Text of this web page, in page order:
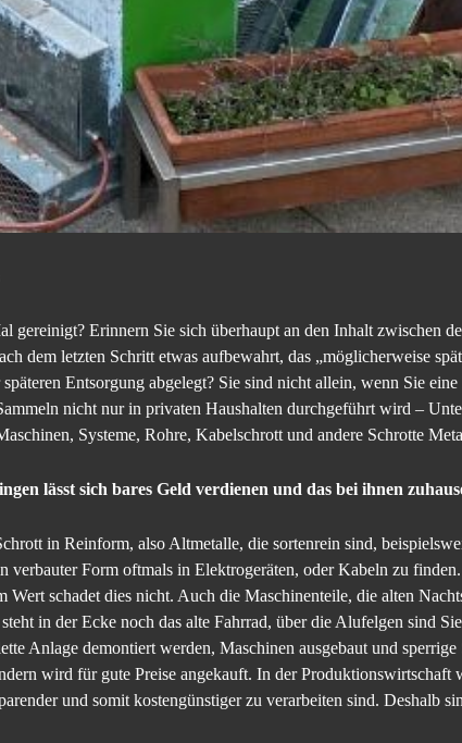
gereinigt? Erinnern Sie sich überhaupt an den Inhalt zwischen
dem letzten Schritt etwas aufbewahrt, das „möglicherweise
Entsorgung abgelegt? Sie sind nicht allein, wenn Sie
nicht nur in privaten Haushalten durchgeführt wird –
Systeme, Rohre, Kabelschrott und andere Schrotte
lässt sich bares Geld verdienen und das bei ihnen
in Reinform, also Altmetalle, die sortenrein sind,
verbauter Form oftmals in Elektrogeräten, oder Kabeln zu
Wert schadet dies nicht. Auch die Maschinenteile, die alten
in der Ecke noch das alte Fahrrad, über die Alufelgen sind
Anlage demontiert werden, Maschinen ausgebaut und
wird für gute Preise angekauft. In der
und somit kostengünstiger zu verarbeiten sind. Deshalb